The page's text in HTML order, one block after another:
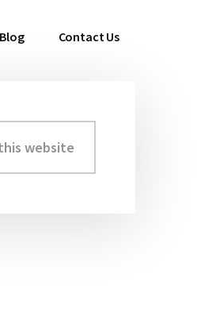
Blog Contact Us